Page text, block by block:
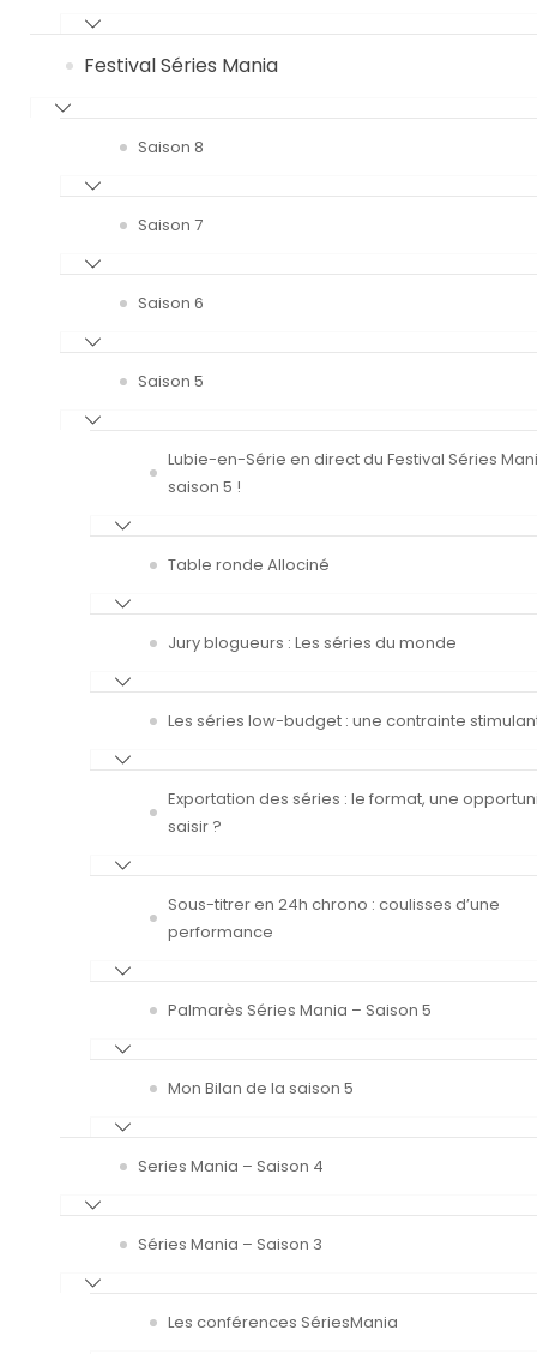
Festival Séries Mania
Saison 8
Saison 7
Saison 6
Saison 5
Lubie-en-Série en direct du Festival Séries
saison 5 !
Table ronde Allociné
Jury blogueurs : Les séries du monde
Les séries low-budget : une contrainte
Exportation des séries : le format, une
saisir ?
Sous-titrer en 24h chrono : coulisses d’une
performance
Palmarès Séries Mania – Saison 5
Mon Bilan de la saison 5
Series Mania – Saison 4
Séries Mania – Saison 3
Les conférences SériesMania